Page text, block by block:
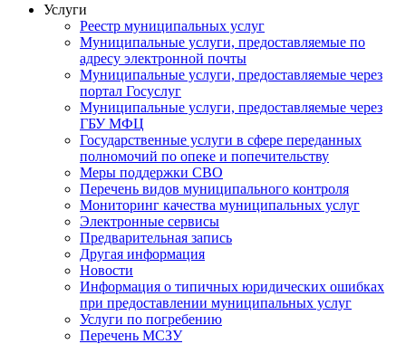
Услуги
Реестр муниципальных услуг
Муниципальные услуги, предоставляемые по
адресу электронной почты
Муниципальные услуги, предоставляемые через
портал Госуслуг
Муниципальные услуги, предоставляемые через
ГБУ МФЦ
Государственные услуги в сфере переданных
полномочий по опеке и попечительству
Меры поддержки СВО
Перечень видов муниципального контроля
Мониторинг качества муниципальных услуг
Электронные сервисы
Предварительная запись
Другая информация
Новости
Информация о типичных юридических ошибках
при предоставлении муниципальных услуг
Услуги по погребению
Перечень МСЗУ